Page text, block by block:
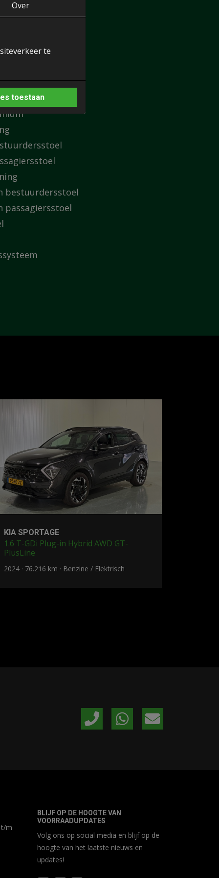
bestuurdersstoel
passagiersstoel
KIA SPORTAGE
1.6 T-GDi Plug-in Hybrid AWD GT-
PlusLine
2024 · 76.216 km · Benzine / Elektrisch
t/m
BLIJF OP DE HOOGTE VAN
VOORRAADUPDATES
Volg ons op social media en blijf op de
hoogte van het laatste nieuws en
updates!
Over
te
toestaan